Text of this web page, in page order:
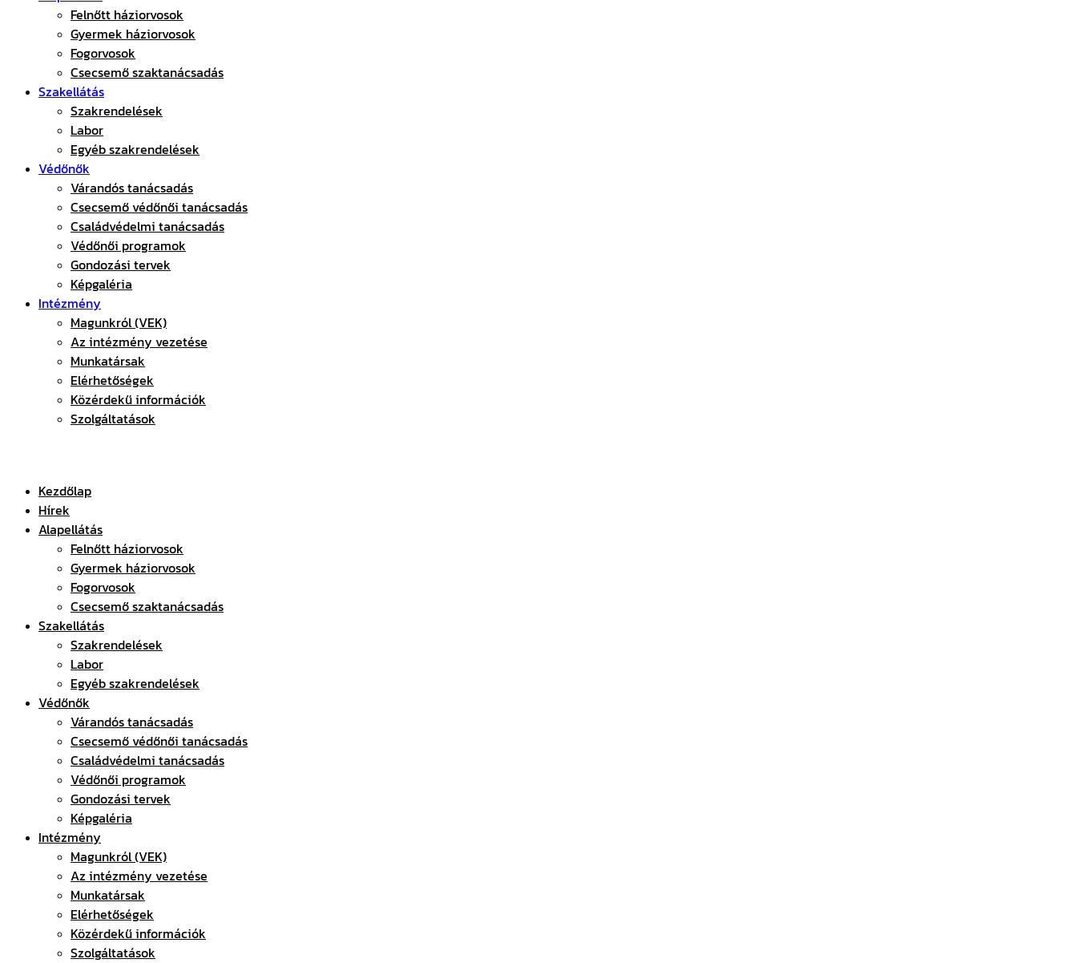
Felnőtt háziorvosok
Gyermek háziorvosok
Fogorvosok
Csecsemő szaktanácsadás
Szakellátás
Szakrendelések
Labor
Egyéb szakrendelések
Védőnők
Várandós tanácsadás
Csecsemő védőnői tanácsadás
Családvédelmi tanácsadás
Védőnői programok
Gondozási tervek
Képgaléria
Intézmény
Magunkról (VEK)
Az intézmény vezetése
Munkatársak
Elérhetőségek
Közérdekű információk
Szolgáltatások
Kezdőlap
Hírek
Alapellátás
Felnőtt háziorvosok
Gyermek háziorvosok
Fogorvosok
Csecsemő szaktanácsadás
Szakellátás
Szakrendelések
Labor
Egyéb szakrendelések
Védőnők
Várandós tanácsadás
Csecsemő védőnői tanácsadás
Családvédelmi tanácsadás
Védőnői programok
Gondozási tervek
Képgaléria
Intézmény
Magunkról (VEK)
Az intézmény vezetése
Munkatársak
Elérhetőségek
Közérdekű információk
Szolgáltatások